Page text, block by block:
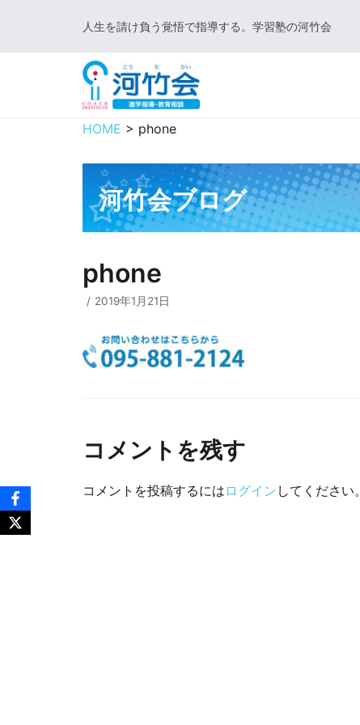
人生を請け負う覚悟で指導する。学習塾の河竹会
HOME > phone
河竹会ブログ
phone
2019年1月21日
コメントを残す
コメントを投稿するには ログイン してください。